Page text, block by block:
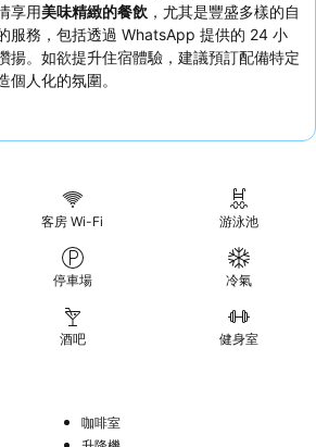
享用美味精緻的餐飲 ，尤其是豐盛多樣的自
服務，包括透過 WhatsApp 提供的 24 小
揚。如欲提升住宿體驗，建議預訂配備特定
個人化的氛圍。
客房 Wi-Fi 游泳池
停車場 冷氣
酒吧 健身室
咖啡室